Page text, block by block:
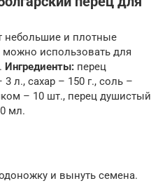
небольшие и плотные
использовать для
Ингредиенты: перец
л., сахар – 150 г., соль –
– 10 шт., перец душистый
мл.
и вынуть семена.